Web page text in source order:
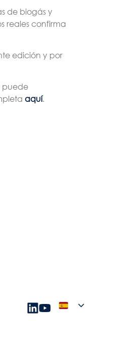
de biogás y
reales confirma
edición y por
puede
aquí.